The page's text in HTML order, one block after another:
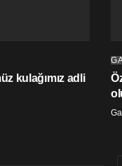
kulağımız adli